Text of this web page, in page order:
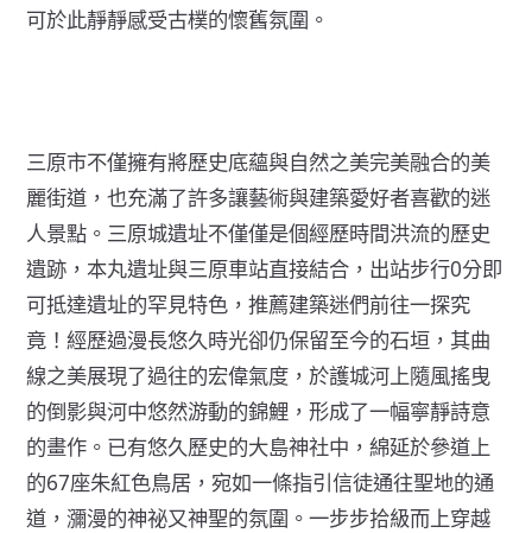
可於此靜靜感受古樸的懷舊氛圍。
三原市不僅擁有將歷史底蘊與自然之美完美融合的美
麗街道，也充滿了許多讓藝術與建築愛好者喜歡的迷
人景點。三原城遺址不僅僅是個經歷時間洪流的歷史
遺跡，本丸遺址與三原車站直接結合，出站步行0分即
可抵達遺址的罕見特色，推薦建築迷們前往一探究
竟！經歷過漫長悠久時光卻仍保留至今的石垣，其曲
線之美展現了過往的宏偉氣度，於護城河上隨風搖曳
的倒影與河中悠然游動的錦鯉，形成了一幅寧靜詩意
的畫作。已有悠久歷史的大島神社中，綿延於參道上
的67座朱紅色鳥居，宛如一條指引信徒通往聖地的通
道，瀰漫的神祕又神聖的氛圍。一步步拾級而上穿越